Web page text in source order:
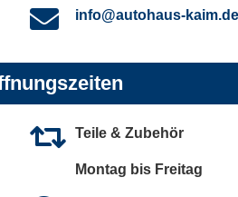
info@autohaus-kaim.de
Teile & Zubehör
Montag bis Freitag